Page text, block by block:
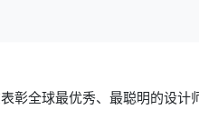
彰全球最优秀、最聪明的设计